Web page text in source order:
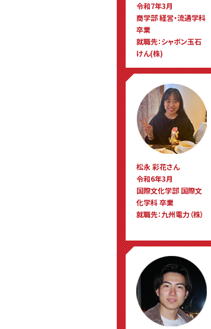
令和7年3月
商学部 経営・流通学科
卒業
就職先：シャボン玉石
けん(株)
松永 彩花さん
令和6年3月
国際文化学部 国際文
化学科 卒業
就職先：九州電力（株）